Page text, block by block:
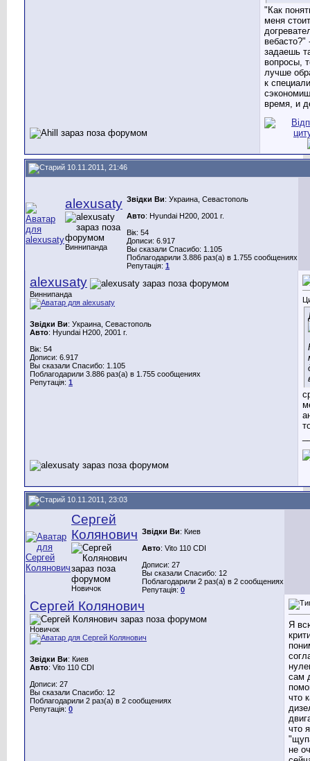
"Как
меня стоит
вебасто?"
задаешь
вопросы,
лучше
к
время, и
10.11.2011, 21:46
alexusaty
Виннипанда
Звідки Ви: Украина, Севастополь
Авто: Hyundai H200, 2001 г.
Вік: 54
Дописи: 6.917
Вы сказали Спасибо: 1.105
Поблагодарили 3.886 раз(а) в 1.755 сообщениях
Репутація: 1
alexusaty
Виннипанда
Звідки Ви: Украина, Севастополь
Авто: Hyundai H200, 2001 г.
Вік: 54
Дописи: 6.917
Вы сказали Спасибо: 1.105
Поблагодарили 3.886 раз(а) в 1.755 сообщениях
Репутація: 1
10.11.2011, 23:03
Сергей
Колянович
Новичок
Звідки Ви: Киев
Авто: Vito 110 CDI
Дописи: 27
Вы сказали Спасибо: 12
Поблагодарили 2 раз(а) в 2 сообщениях
Репутація: 0
Сергей Колянович
Новичок
Звідки Ви: Киев
Авто: Vito 110 CDI
Дописи: 27
Вы сказали Спасибо: 12
Поблагодарили 2 раз(а) в 2 сообщениях
Репутація: 0
Я
сам
что
что
не